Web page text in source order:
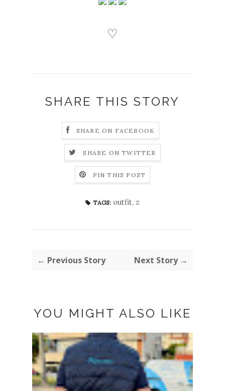
♡
SHARE THIS STORY
SHARE ON FACEBOOK
SHARE ON TWITTER
PIN THIS POST
TAGS: outfit, z
← Previous Story Next Story →
YOU MIGHT ALSO LIKE